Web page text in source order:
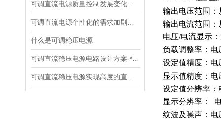
什么是可调稳压电源
输出电压范围：
输出电流范围：
电压/电流显示
负载调整率：电
设定值精度：电
显示值精度：电
设定值分辨率：
显示分辨率：
纹波及噪声：电